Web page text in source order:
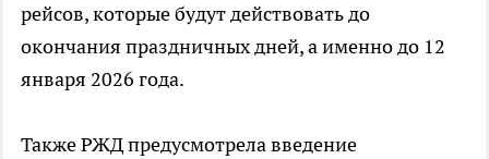
рейсов, которые будут действовать до
окончания праздничных дней, а именно до 12
января 2026 года.
Также РЖД предусмотрела введение